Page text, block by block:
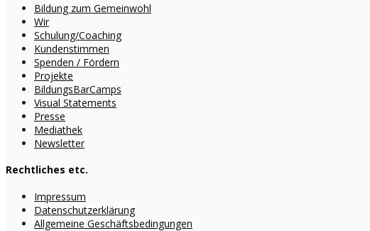
Bildung zum Gemeinwohl
Wir
Schulung/Coaching
Kundenstimmen
Spenden / Fördern
Projekte
BildungsBarCamps
Visual Statements
Presse
Mediathek
Newsletter
Rechtliches etc.
Impressum
Datenschutzerklärung
Allgemeine Geschäftsbedingungen